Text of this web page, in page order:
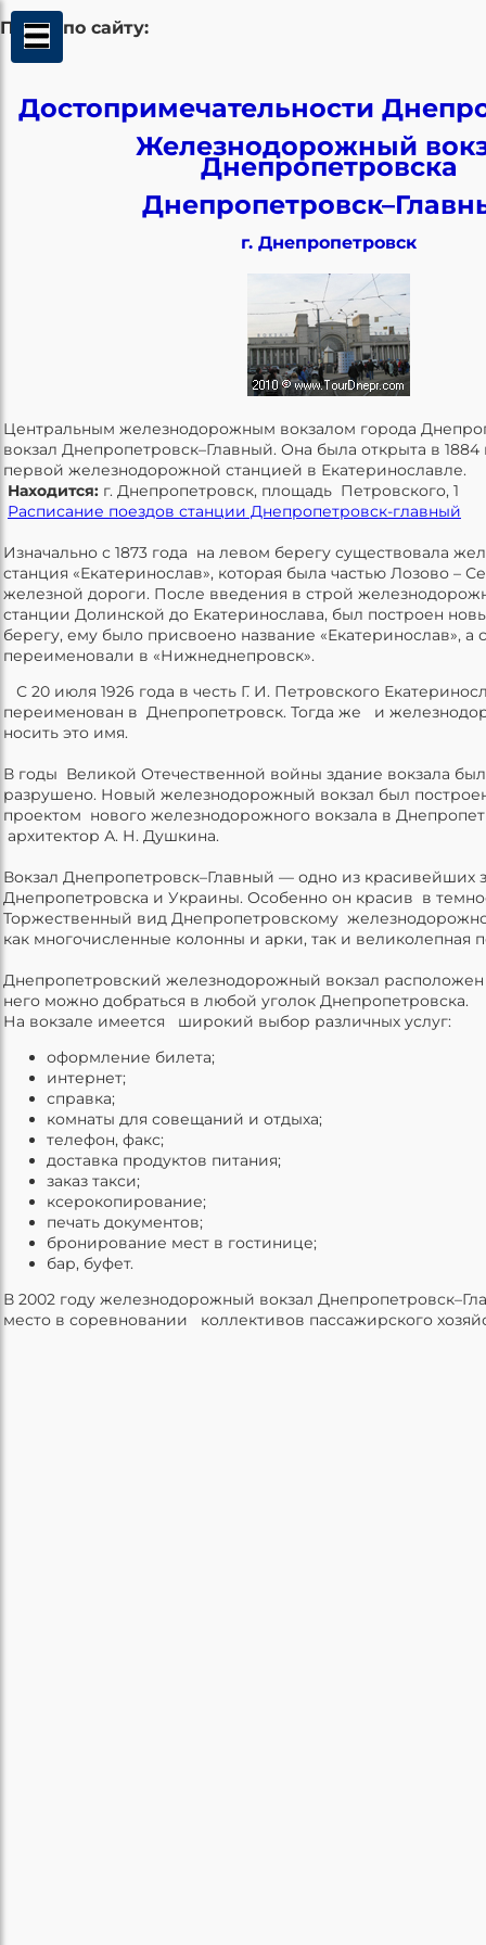
Поиск по сайту:
Достопримечательности
Железнодорожный
Днепропетровска
г. Днепропетровск
Центральным железнодорожным вокзалом города
вокзал Днепропетровск–Главный. Она была открыта в 1884
первой железнодорожной станцией в Екатеринославле.
Находится: г. Днепропетровск, площадь Петровского, 1
Расписание поездов станции Днепропетровск-главный
Изначально с 1873 года на левом берегу существовала
станция «Екатеринослав», которая была частью Лозово –
железной дороги. После введения в строй
станции Долинской до Екатеринослава, был построен
берегу, ему было присвоено название «Екатеринослав», а
переименовали в «Нижнеднепровск».
С 20 июля 1926 года в честь Г. И. Петровского
переименован в Днепропетровск. Тогда же и
носить это имя.
В годы Великой Отечественной войны здание вокзала
разрушено. Новый железнодорожный вокзал был построен
проектом нового железнодорожного вокзала в
архитектор А. Н. Душкина.
Вокзал Днепропетровск–Главный — одно из красивейших
Днепропетровска и Украины. Особенно он красив в
Торжественный вид Днепропетровскому
как многочисленные колонны и арки, так и великолепная
Днепропетровский железнодорожный вокзал расположен
него можно добраться в любой уголок Днепропетровска.
На вокзале имеется широкий выбор различных услуг:
оформление билета;
интернет;
справка;
комнаты для совещаний и отдыха;
телефон, факс;
доставка продуктов питания;
заказ такси;
ксерокопирование;
печать документов;
бронирование мест в гостинице;
бар, буфет.
В 2002 году железнодорожный вокзал
место в соревновании коллективов пассажирского